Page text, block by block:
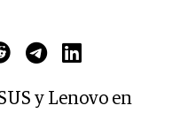
y Lenovo en